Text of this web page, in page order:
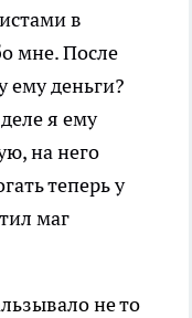
в
мне. После
ему деньги?
я ему
на него
теперь у
маг
не то